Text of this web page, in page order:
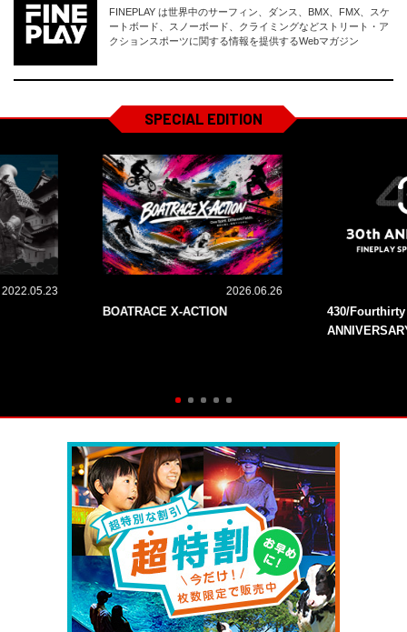
FINEPLAY は世界中のサーフィン、ダンス、BMX、FMX、スケ
ートボード、スノーボード、クライミングなどストリート・ア
クションスポーツに関する情報を提供するWebマガジン
SPECIAL EDITION
2022.05.23 2026.06.26
BOATRACE X-ACTION
430/